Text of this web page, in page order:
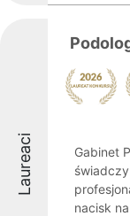
Laureaci
Gabinet
nacisk